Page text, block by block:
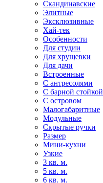
Скандинавские
Элитные
Эксклюзивные
Хай-тек
Особенности
Для студии
Для хрущевки
Для дачи
Встроенные
С антресолями
С барной стойкой
С островом
Малогабаритные
Модульные
Скрытые ручки
Размер
Мини-кухни
Узкие
3 кв. м.
5 кв. м.
6 кв. м.